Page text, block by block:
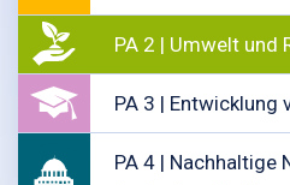
PA 2 | Umwelt und
PA 3 | Entwicklung
PA 4 | Nachhaltige